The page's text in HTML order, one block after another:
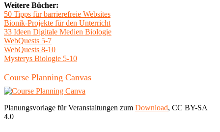
Weitere Bücher:
50 Tipps für barrierefreie Websites
Bionik-Projekte für den Unterricht
33 Ideen Digitale Medien Biologie
WebQuests 5-7
WebQuests 8-10
Mysterys Biologie 5-10
Course Planning Canvas
Planungsvorlage für Veranstaltungen zum Download, CC BY-SA
4.0